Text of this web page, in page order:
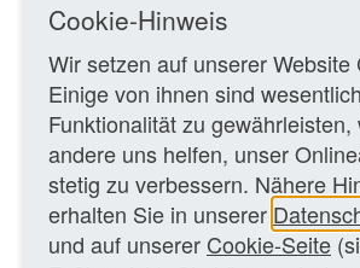
Ganzen Artikel lesen
24.03.2018 – me/MK
ZURÜCK ZUR ÜBERSICHTSSEITE
Cookie-Hinweis
Wir setzen auf unserer Website
Einige von ihnen sind
Funktionalität zu gewährleisten,
andere uns helfen, unser
stetig zu verbessern. Nähere
erhalten Sie in unserer
und auf unserer Cookie-Seite